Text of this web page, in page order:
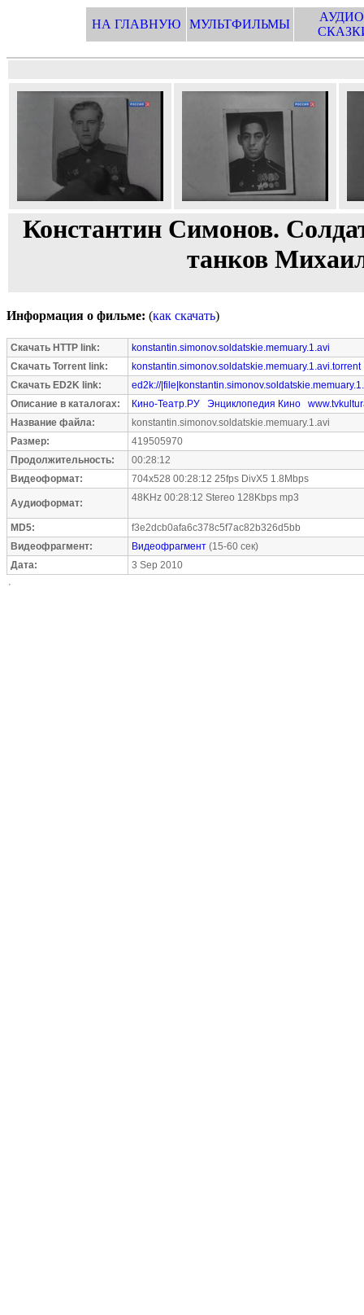
НА ГЛАВНУЮ МУЛЬТФИЛЬМЫ
Константин Симонов.
танков
Информация о фильме: (как скачать)
Скачать HTTP link:
konstantin.simonov.soldatskie.memuary.1.avi
Скачать Torrent link:
konstantin.simonov.soldatskie.memuary.1.avi.torrent
Скачать ED2K link:
ed2k://
Описание в каталогах:
Кино-Театр.РУ Энциклопедия Кино
Название файла:
konstantin.simonov.soldatskie.memuary.1.avi
Размер:
419505970
Продолжительность:
00:28:12
Видеоформат:
704x528 00:28:12 25fps DivX5 1.8Mbps
Аудиоформат: 48KHz 00:28:12 Stereo 128Kbps mp3
MD5:
f3e2dcb0afa6c378c5f7ac82b326d5bb
Видеофрагмент:
Видеофрагмент (15-60 сек)
Дата:
3 Sep 2010